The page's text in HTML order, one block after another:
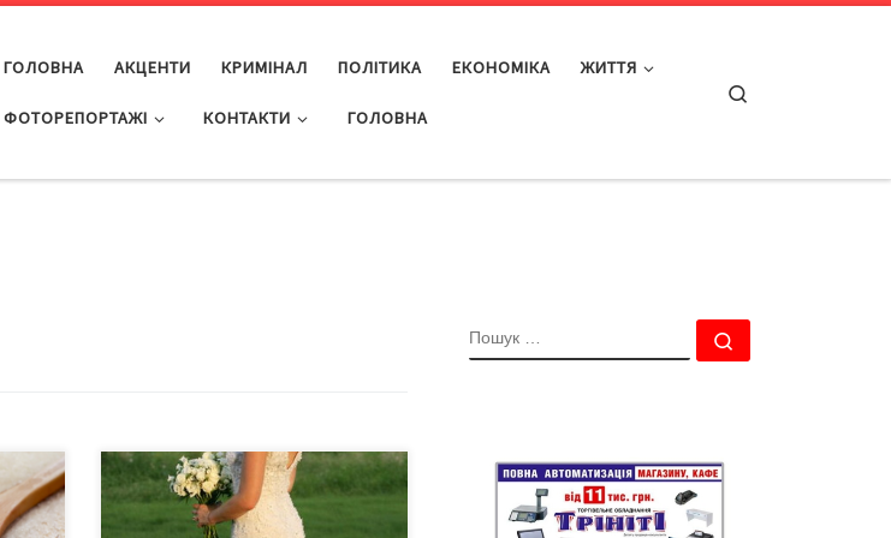
ГОЛОВНА АКЦЕНТИ КРИМІНАЛ ПОЛІТИКА ЕКОНОМІКА ЖИТТЯ
ФОТОРЕПОРТАЖІ КОНТАКТИ ГОЛОВНА
Чимало жінок відчувають себе
щасливими та коханими у шлюбі.
Проте, вчені доводять, що часто
ПОШУК